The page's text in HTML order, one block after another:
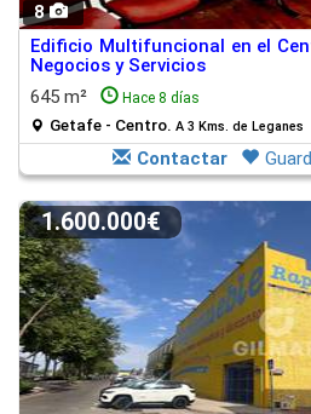
8
Edificio Multifuncional en el
Negocios y Servicios
645 m²
Hace 8 días
Getafe - Centro. A 3 Kms. de Leganes
Contactar
1.600.000€